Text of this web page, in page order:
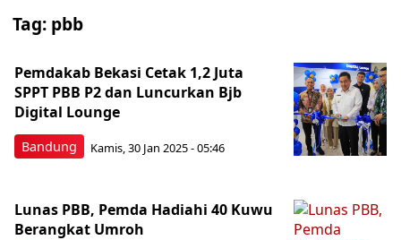
Tag: pbb
Bandung
Pemdakab Bekasi Cetak 1,2 Juta
SPPT PBB P2 dan Luncurkan Bjb
Digital Lounge
Kamis, 30 Jan 2025 - 05:46
Lunas PBB, Pemda Hadiahi 40 Kuwu
Berangkat Umroh